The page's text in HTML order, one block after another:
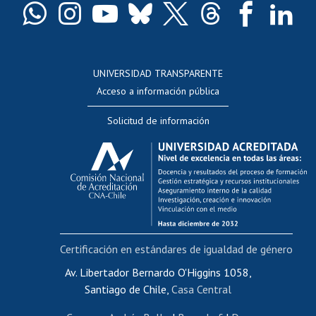
Docentes
Evaluación docente
Calificación académica
Postulación al AUCAI
Funcionarias/os
Cursos internos de capacitación
Bienestar del personal
Portal de movilidad interna
Certificado de renta
Certificado de renta honorarios
UNIVERSIDAD TRANSPARENTE
Acceso a información pública
Solicitud de información
Av. Libertador Bernardo O'Higgins 1058,
Santiago de Chile, Casa Central
Certificación en estándares de igualdad de género